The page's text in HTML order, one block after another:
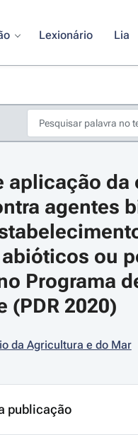
Lexionário Lia
de seta para navegar
aplicação da
agentes
ou
Programa
(PDR 2020)
da Agricultura e do Mar
publicação